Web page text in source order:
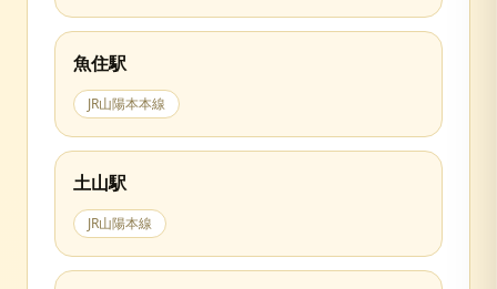
魚住駅
JR山陽本本線
土山駅
JR山陽本線